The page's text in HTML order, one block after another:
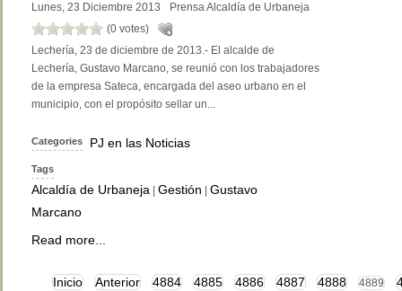
Lunes, 23 Diciembre 2013
Prensa Alcaldía de Urbaneja
(0 votes)
Lechería, 23 de diciembre de 2013.- El alcalde de
Lechería, Gustavo Marcano, se reunió con los trabajadores
de la empresa Sateca, encargada del aseo urbano en el
municipio, con el propósito sellar un...
Categories PJ en las Noticias
Tags
Alcaldía de Urbaneja Gestión
Gustavo
Marcano
Read more...
Inicio Anterior 4884 4885 4886 4887 4888 4889